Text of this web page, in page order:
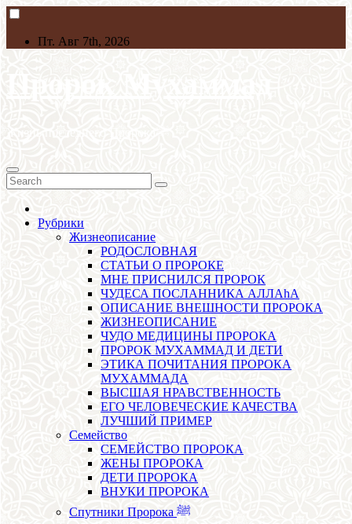
Skip
contentПт. Авг 7th, 2026
Рубрики
Жизнеописание
РОДОСЛОВНАЯ
СТАТЬИ О ПРОРОКЕ
МНЕ ПРИСНИЛСЯ ПРОРОК
ЧУДЕСА ПОСЛАННИКА АЛЛАhА
ОПИСАНИЕ ВНЕШНОСТИ ПРОРОКА
ЖИЗНЕОПИСАНИЕ
ЧУДО МЕДИЦИНЫ ПРОРОКА
ПРОРОК МУХАММАД И ДЕТИ
ЭТИКА ПОЧИТАНИЯ ПРОРОКА
МУХАММАДА
ВЫСШАЯ НРАВСТВЕННОСТЬ
ЕГО ЧЕЛОВЕЧЕСКИЕ КАЧЕСТВА
ЛУЧШИЙ ПРИМЕР
Семейство
СЕМЕЙСТВО ПРОРОКА
ЖЕНЫ ПРОРОКА
ДЕТИ ПРОРОКА
ВНУКИ ПРОРОКА
Спутники Пророка ﷺ